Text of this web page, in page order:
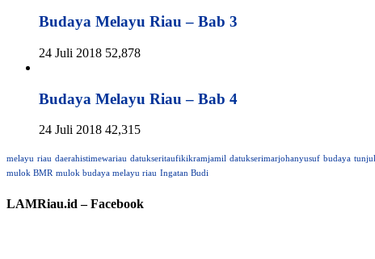
Budaya Melayu Riau – Bab 3
24 Juli 2018 52,878
Budaya Melayu Riau – Bab 4
24 Juli 2018 42,315
melayu riau daerahistimewariau datukseritaufikikramjamil datukserimarjohanyusuf budaya
mulok BMR mulok budaya melayu riau Ingatan Budi
LAMRiau.id – Facebook